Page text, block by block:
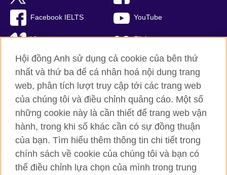
Facebook IELTS YouTube
Vimeo Flickr
RSS TikTok
Hội đồng Anh toàn cầu
Bảo mật thông tin và quy định sử dụng
Cookie
Sơ đồ trang
Hội đồng Anh sử dụng cả cookie của bên thứ
nhất và thứ ba để cá nhân hoá nội dung trang
web, phân tích lượt truy cập tới các trang web
của chúng tôi và điều chỉnh quảng cáo. Một số
những cookie này là cần thiết để trang web vận
hành, trong khi số khác cần có sự đồng thuận
của bạn. Tìm hiểu thêm thông tin chi tiết trong
chính sách về cookie của chúng tôi và bạn có
thể điều chỉnh lựa chọn của mình trong trung